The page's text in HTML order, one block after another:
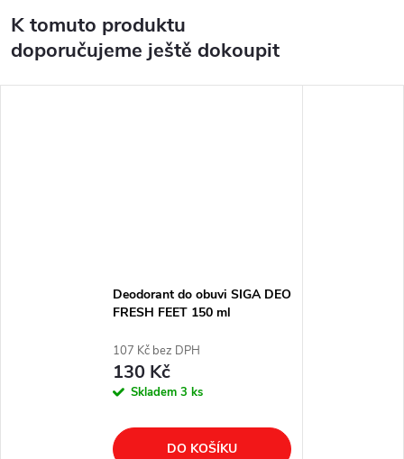
K tomuto produktu
doporučujeme ještě dokoupit
Deodorant do obuvi SIGA DEO
FRESH FEET 150 ml
107 Kč bez DPH
130 Kč
Skladem 3 ks
DO KOŠÍKU